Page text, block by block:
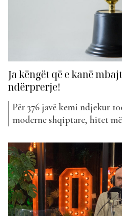
Ja këngët që e kanë
ndërprerje!
Për 376 javë kemi ndjekur
moderne shqiptare, hitet
Top List” ka shpallur
bukura të muzikës
të tij tregon se cilat...